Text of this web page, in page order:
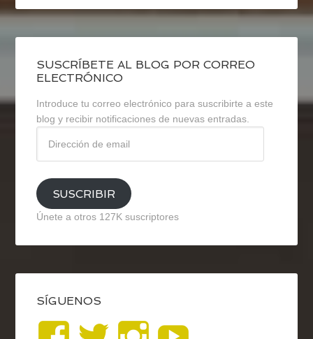
SUSCRÍBETE AL BLOG POR CORREO
ELECTRÓNICO
Introduce tu correo electrónico para suscribirte a este
blog y recibir notificaciones de nuevas entradas.
email
SUSCRIBIR
Únete a otros 127K suscriptores
SÍGUENOS